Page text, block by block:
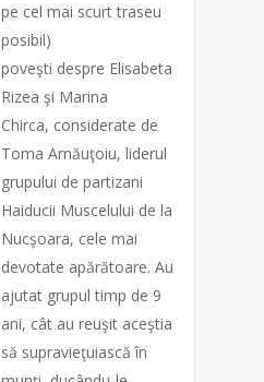
pe cel mai scurt traseu
posibil)
poveşti despre Elisabeta
Rizea şi Marina
Chirca, considerate de
Toma Arnăuţoiu, liderul
grupului de partizani
Haiducii Muscelului de la
Nucşoara, cele mai
devotate apărătoare. Au
ajutat grupul timp de 9
ani, cât au reuşit aceştia
să supravieţuiască în